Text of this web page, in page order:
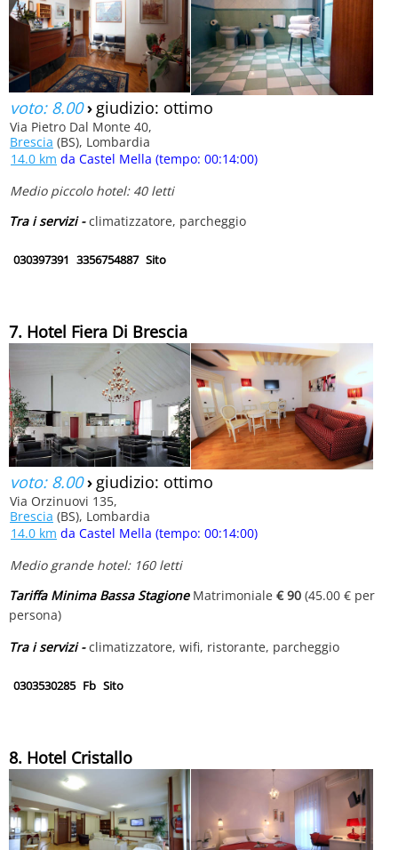
voto: 8.00› giudizio: ottimo
Via Pietro Dal Monte 40,
Brescia (BS), Lombardia
14.0 km da Castel Mella (tempo: 00:14:00)
Medio piccolo hotel: 40 letti
Tra i servizi -climatizzatore, parcheggio
030397391 3356754887 Sito
7. Hotel Fiera Di Brescia
voto: 8.00› giudizio: ottimo
Via Orzinuovi 135,
Brescia (BS), Lombardia
14.0 km da Castel Mella (tempo: 00:14:00)
Medio grande hotel: 160 letti
Tariffa Minima Bassa StagioneMatrimoniale € 90 (45.00 € per
persona)
Tra i servizi -climatizzatore, wifi, ristorante, parcheggio
0303530285 Fb Sito
8. Hotel Cristallo